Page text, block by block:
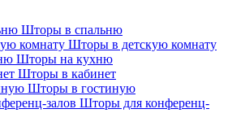
Шторы в спальню
Шторы в детскую комнату
Шторы на кухню
Шторы в кабинет
Шторы в гостиную
Шторы для конференц-